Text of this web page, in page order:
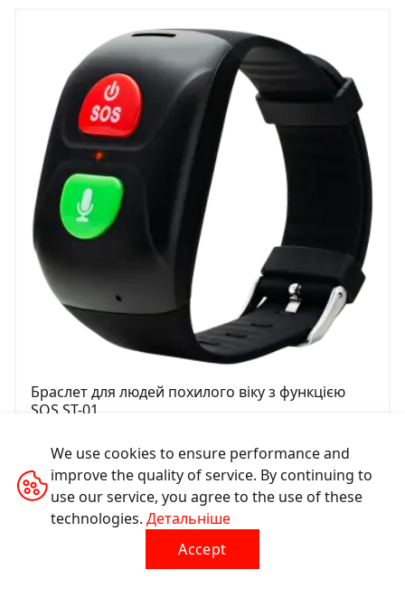
Браслет для людей похилого віку з функцією
SOS ST-01
CNE-ST01BB
We use cookies to ensure performance and
improve the quality of service. By continuing to
use our service, you agree to the use of these
technologies. Детальніше
Accept